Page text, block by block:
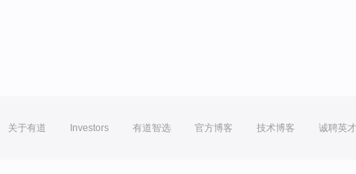
关于有道 Investors 有道智选 官方博客 技术博客 诚聘英才